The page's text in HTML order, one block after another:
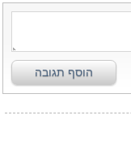
הוסף תגובה